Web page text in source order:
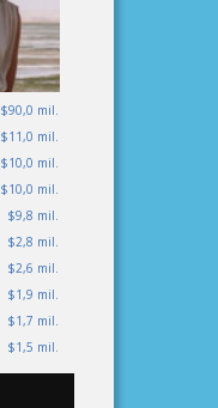
$90,0 mil.
$11,0 mil.
$10,0 mil.
$10,0 mil.
$9,8 mil.
$2,8 mil.
$2,6 mil.
$1,9 mil.
$1,7 mil.
$1,5 mil.